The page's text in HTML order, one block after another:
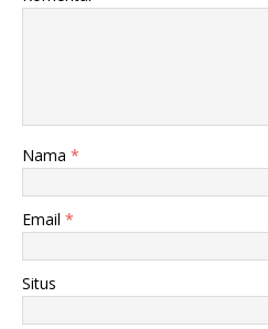
Nama *
Email *
Situs